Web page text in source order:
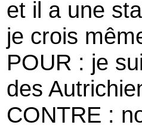
et il a une
je crois
POUR : je
des
CONTRE :